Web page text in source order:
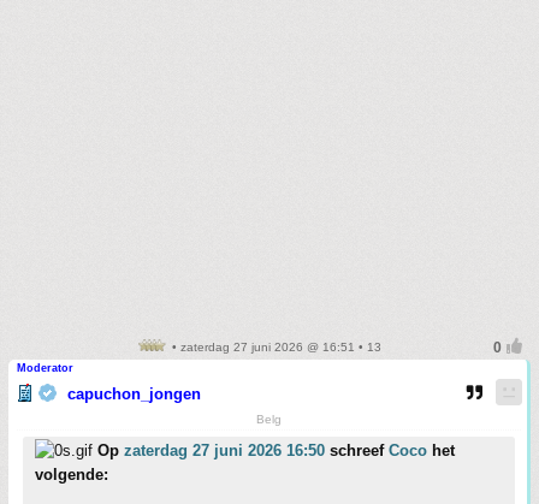
• zaterdag 27 juni 2026 @ 16:51 • 13
Moderator
capuchon_jongen
Belg
Op zaterdag 27 juni 2026 16:50 schreef Coco het
volgende: